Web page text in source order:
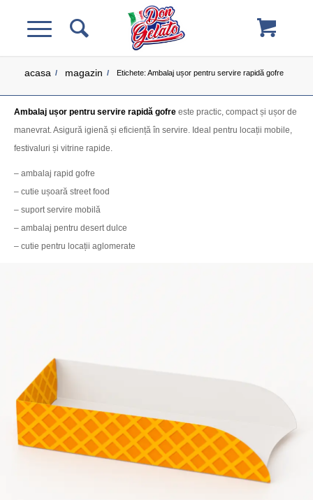
acasa / magazin / Etichete: Ambalaj ușor pentru servire rapidă gofre
Ambalaj ușor pentru servire rapidă gofre este practic, compact și ușor de
manevrat. Asigură igienă și eficiență în servire. Ideal pentru locații mobile,
festivaluri și vitrine rapide.
– ambalaj rapid gofre
– cutie ușoară street food
– suport servire mobilă
– ambalaj pentru desert dulce
– cutie pentru locații aglomerate